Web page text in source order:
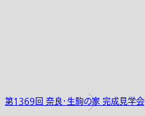
第1369回 奈良・生駒の家 完成見学会